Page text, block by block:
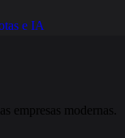
e IA
empresas modernas.